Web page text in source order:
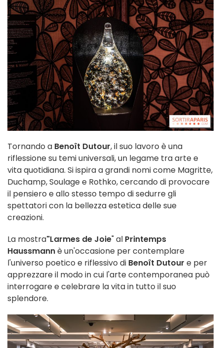
Tornando a Benoît Dutour, il suo lavoro è una
riflessione su temi universali, un legame tra arte e
vita quotidiana. Si ispira a grandi nomi come Magritte,
Duchamp, Soulage e Rothko, cercando di provocare
il pensiero e allo stesso tempo di sedurre gli
spettatori con la bellezza estetica delle sue
creazioni.
La mostra"Larmes de Joie" al Printemps
Haussmannè un'occasione per contemplare
l'universo poetico e riflessivo di Benoît Dutour e per
apprezzare il modo in cui l'arte contemporanea può
interrogare e celebrare la vita in tutto il suo
splendore.